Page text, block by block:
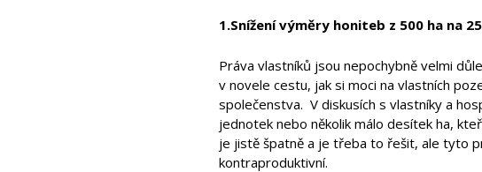
1.Snížení výměry honiteb z 500 ha na
Práva vlastníků jsou nepochybně velmi
v novele cestu, jak si moci na vlastních
společenstva. V diskusích s vlastníky a
jednotek nebo několik málo desítek ha,
je jistě špatně a je třeba to řešit, ale tyto
kontraproduktivní.